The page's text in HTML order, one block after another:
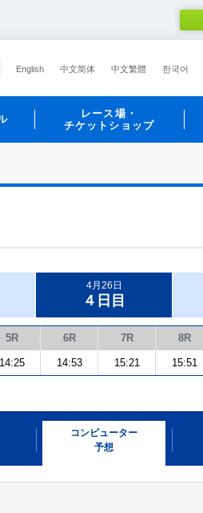
English 中文简体 中文繁體 한국어
レース場・
チケットショップ
4月26日
４日目
5R 6R 7R 8R
14:25 14:53 15:21 15:51
コンピューター
予想